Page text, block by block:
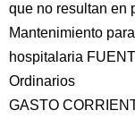
que no resultan en
Mantenimiento
hospitalaria
Ordinarios
GASTO